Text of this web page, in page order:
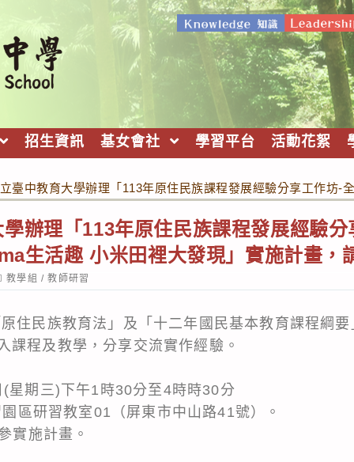
招生資訊 基女會社 學習平台 活動花絮
臺中教育大學辦理「113年原住民族課程發展經驗分享工作坊
辦理「113年原住民族課程發展經驗
生活趣 小米田裡大發現」實施計畫，
教學組 / 教師研習
住民族教育法」及「十二年國民基本教育課程綱
課程及教學，分享交流實作經驗。
星期三)下午1時30分至4時時30分
區研習教室01（屏東市中山路41號）。
實施計畫。